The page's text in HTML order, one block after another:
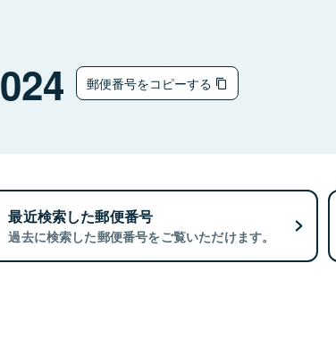
郵便番号をコピーする
最近検索した郵便番号
過去に検索した郵便番号をご覧いただけます。